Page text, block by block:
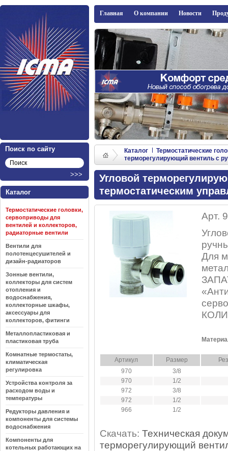
Каталог
Термостатические
терморегулирующий вентиль с
Угловой
термостатическим
Арт.
Для
Артикул
970
970
972
972
966
Размер
3/8
1/2
3/8
1/2
1/2
Скачать: Техническая
терморегулирующий
Каталог
Термостатические головки,
сервоприводы для
вентилей и коллекторов,
радиаторные вентили
Вентили для
полотенцесушителей и
дизайн-радиаторов
Зонные вентили,
коллекторы для систем
отопления и
водоснабжения,
коллекторные шкафы,
аксессуары для
коллекторов, фитинги
Металлопластиковая и
пластиковая труба
Комнатные термостаты,
климатическая
регулировка
Устройства контроля за
расходом воды и
температуры
Редукторы давления и
компоненты для системы
водоснабжения
Компоненты для
котельных работающих на
ICMA
Главная О компании Новости
Поиск по сайту